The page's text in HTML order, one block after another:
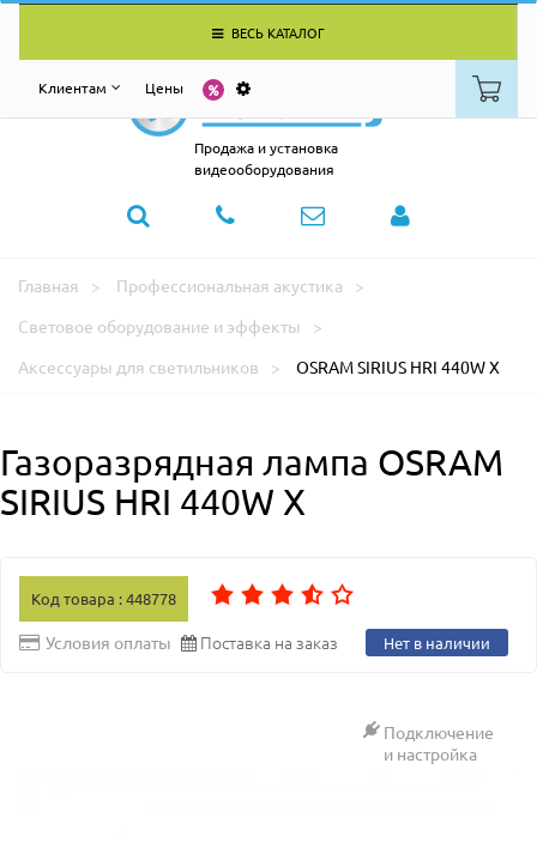
ВЕСЬ КАТАЛОГ
Клиентам Цены
Продажа и установка
видеооборудования
Главная
Профессиональная акустика
Световое оборудование и эффекты
Аксессуары для светильников
OSRAM SIRIUS HRI 440W X
Газоразрядная лампа OSRAM
SIRIUS HRI 440W X
Код товара : 448778
Условия оплаты Поставка на заказ Нет в наличии
Подключение
и настройка